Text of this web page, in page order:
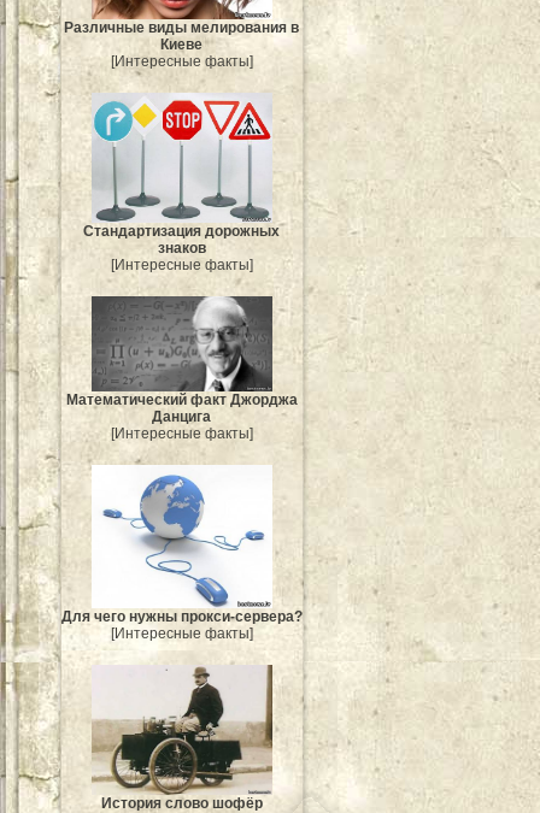
Различные виды мелирования в
Киеве
[Интересные факты]
Стандартизация дорожных
знаков
[Интересные факты]
Mатематический факт Джорджа
Данцига
[Интересные факты]
Для чего нужны прокси-сервера?
[Интересные факты]
История слово шофёр